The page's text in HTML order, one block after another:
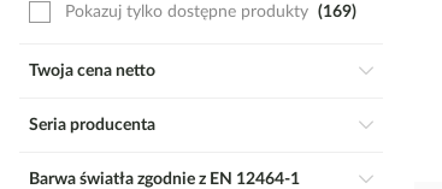
Pokazuj tylko dostępne produkty 169
Twoja cena netto
Seria producenta
Barwa światła zgodnie z EN 12464-1